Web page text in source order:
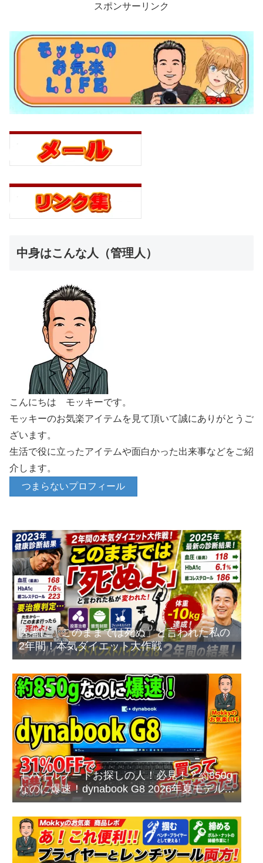
スポンサーリンク
中身はこんな人（管理人）
こんにちは モッキーです。
モッキーのお気楽アイテムを見て頂いて誠にありがとうご
ざいます。
生活で役に立ったアイテムや面白かった出来事などをご紹
介します。
つまらないプロフィール
医者に「このままでは死ぬ」と言われた私の
2年間！本気ダイエット大作戦
モバイルノートお探しの人！必見！？約850g
なのに爆速！dynabook G8 2026年夏モデルを
本音レビュー